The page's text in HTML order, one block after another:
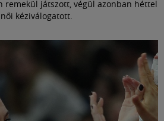
remekül játszott, végül azonban héttel
kéziválogatott.